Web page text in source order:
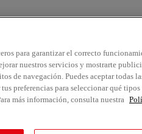
para garantizar el correcto
nuestros servicios y mostrarte
de navegación. Puedes aceptar todas
preferencias para seleccionar qué tipos
más información, consulta nuestra